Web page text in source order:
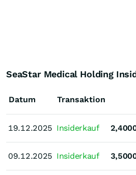
SeaStar Medical Holding
Datum
19.12.2025
09.12.2025
Transaktion
19.12.2025 Insiderkauf
09.12.2025 Insiderkauf